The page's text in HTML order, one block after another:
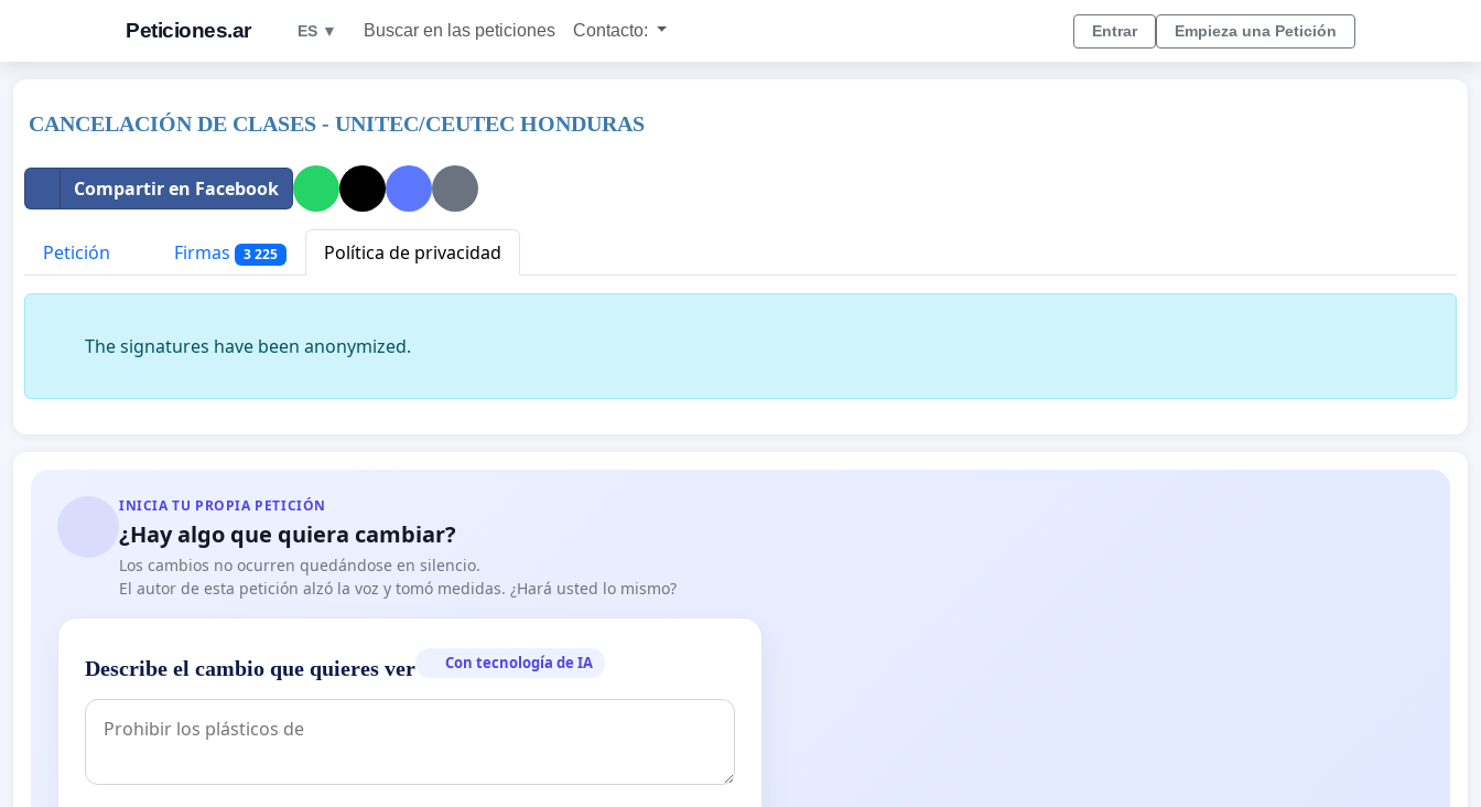
Peticiones.ar ES ▼ Buscar en las peticiones Contacto: Entrar Empieza una Petición
CANCELACIÓN DE CLASES - UNITEC/CEUTEC HONDURAS
Compartir en Facebook
Petición Firmas 3 225 Política de privacidad
The signatures have been anonymized.
INICIA TU PROPIA PETICIÓN
¿Hay algo que quiera cambiar?
Los cambios no ocurren quedándose en silencio.
El autor de esta petición alzó la voz y tomó medidas. ¿Hará usted lo mismo?
Describe el cambio que quieres ver Con tecnología de IA